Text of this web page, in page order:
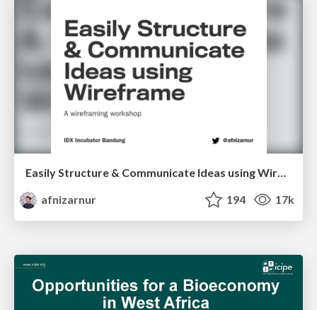
Easily Structure & Communicate Ideas using Wireframe
afnizarnur
194 17k